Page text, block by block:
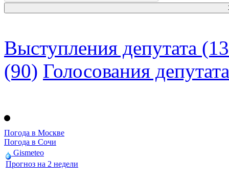
Выступления депутата
(90) Голосования депутата
Погода в Москве
Погода в Сочи
Gismeteo
Прогноз на 2 недели